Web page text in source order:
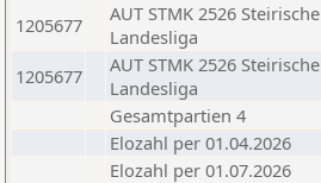
1205677
AUT STMK 2526 Steirische
Landesliga
1205677
AUT STMK 2526 Steirische
Landesliga
Gesamtpartien 4
Elozahl per 01.04.2026
Elozahl per 01.07.2026